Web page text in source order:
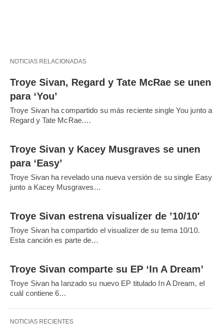
NOTICIAS RELACIONADAS
Troye Sivan, Regard y Tate McRae se unen
para ‘You’
Troye Sivan ha compartido su más reciente single You junto a
Regard y Tate McRae.…
Troye Sivan y Kacey Musgraves se unen
para ‘Easy’
Troye Sivan ha revelado una nueva versión de su single Easy
junto a Kacey Musgraves…
Troye Sivan estrena visualizer de ’10/10′
Troye Sivan ha compartido el visualizer de su tema 10/10.
Esta canción es parte de…
Troye Sivan comparte su EP ‘In A Dream’
Troye Sivan ha lanzado su nuevo EP titulado In A Dream, el
cuál contiene 6…
NOTICIAS RECIENTES